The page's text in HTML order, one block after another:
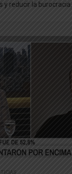
y reducir la burocracia.